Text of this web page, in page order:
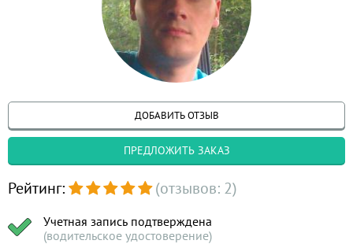
ДОБАВИТЬ ОТЗЫВ
ПРЕДЛОЖИТЬ ЗАКАЗ
Рейтинг: (отзывов: 2)
Учетная запись подтверждена
(водительское удостоверение)